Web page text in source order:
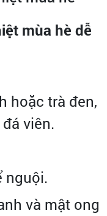
mùa hè dễ
hoặc trà đen,
viên.
nguội.
và mật ong